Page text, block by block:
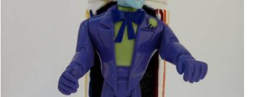
AJOUTER AU PANIER APERÇU